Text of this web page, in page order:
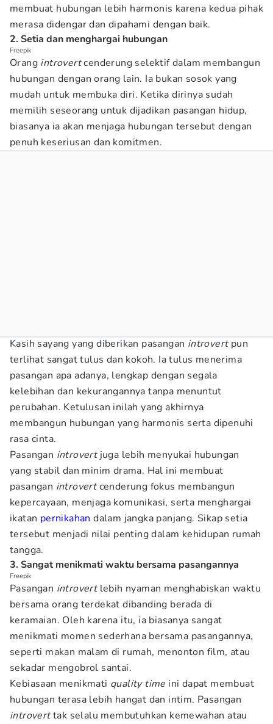
membuat hubungan lebih harmonis karena kedua pihak
merasa didengar dan dipahami dengan baik.
2. Setia dan menghargai hubungan
Freepik
Orang introvertcenderung selektif dalam membangun
hubungan dengan orang lain. Ia bukan sosok yang
mudah untuk membuka diri. Ketika dirinya sudah
memilih seseorang untuk dijadikan pasangan hidup,
biasanya ia akan menjaga hubungan tersebut dengan
penuh keseriusan dan komitmen.
Kasih sayang yang diberikan pasangan introvertpun
terlihat sangat tulus dan kokoh. Ia tulus menerima
pasangan apa adanya, lengkap dengan segala
kelebihan dan kekurangannya tanpa menuntut
perubahan. Ketulusan inilah yang akhirnya
membangun hubungan yang harmonis serta dipenuhi
rasa cinta.
Pasangan introvertjuga lebih menyukai hubungan
yang stabil dan minim drama. Hal ini membuat
pasangan introvertcenderung fokus membangun
kepercayaan, menjaga komunikasi, serta menghargai
ikatan pernikahan dalam jangka panjang. Sikap setia
tersebut menjadi nilai penting dalam kehidupan rumah
tangga.
3. Sangat menikmati waktu bersama pasangannya
Freepik
Pasangan introvertlebih nyaman menghabiskan waktu
bersama orang terdekat dibanding berada di
keramaian. Oleh karena itu, ia biasanya sangat
menikmati momen sederhana bersama pasangannya,
seperti makan malam di rumah, menonton film, atau
sekadar mengobrol santai.
Kebiasaan menikmati quality time ini dapat membuat
hubungan terasa lebih hangat dan intim. Pasangan
introverttak selalu membutuhkan kemewahan atau